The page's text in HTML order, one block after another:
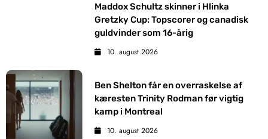
Maddox Schultz skinner i Hlinka
Gretzky Cup: Topscorer og canadisk
guldvinder som 16-årig
10. august 2026
Ben Shelton får en overraskelse af
kæresten Trinity Rodman før vigtig
kamp i Montreal
10. august 2026